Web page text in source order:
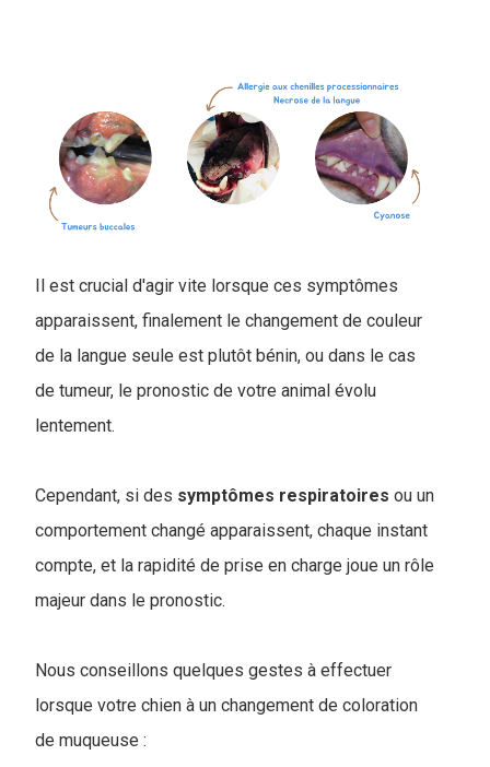
Il est crucial d'agir vite lorsque ces symptômes
apparaissent, finalement le changement de couleur
de la langue seule est plutôt bénin, ou dans le cas
de tumeur, le pronostic de votre animal évolu
lentement.
Cependant, si des symptômes respiratoires ou un
comportement changé apparaissent, chaque instant
compte, et la rapidité de prise en charge joue un rôle
majeur dans le pronostic.
Nous conseillons quelques gestes à effectuer
lorsque votre chien à un changement de coloration
de muqueuse :